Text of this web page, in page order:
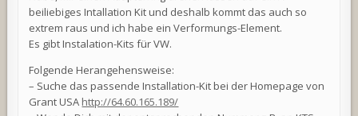
beiliebiges Intallation Kit und deshalb kommt das auch so
extrem raus und ich habe ein Verformungs-Element.
Es gibt Instalation-Kits für VW.
Folgende Herangehensweise:
– Suche das passende Installation-Kit bei der Homepage von
Grant USA http://64.60.165.189/